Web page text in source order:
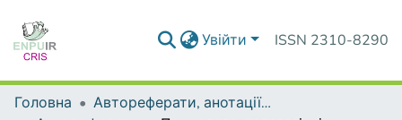
Увійти ISSN 2310-8290
Головна
Автореферати, анотації до дисертацій та дисертації